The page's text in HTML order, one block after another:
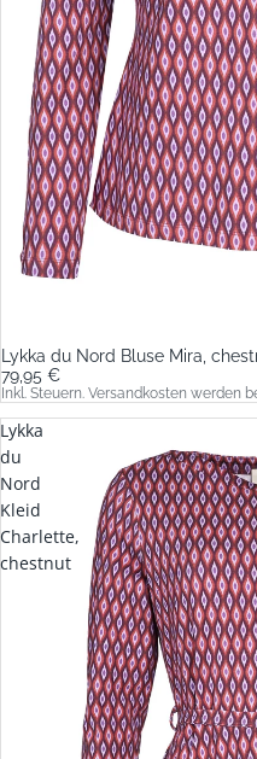
Lykka du Nord Bluse Mira,
79,95 €
Inkl. Steuern. Versandkosten werden
Lykka
du
Nord
Kleid
Charlette,
chestnut